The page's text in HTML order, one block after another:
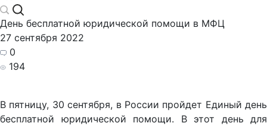
День бесплатной юридической помощи в МФЦ
27 сентября 2022
0
194
В пятницу, 30 сентября, в России пройдет Единый день
бесплатной юридической помощи. В этот день для